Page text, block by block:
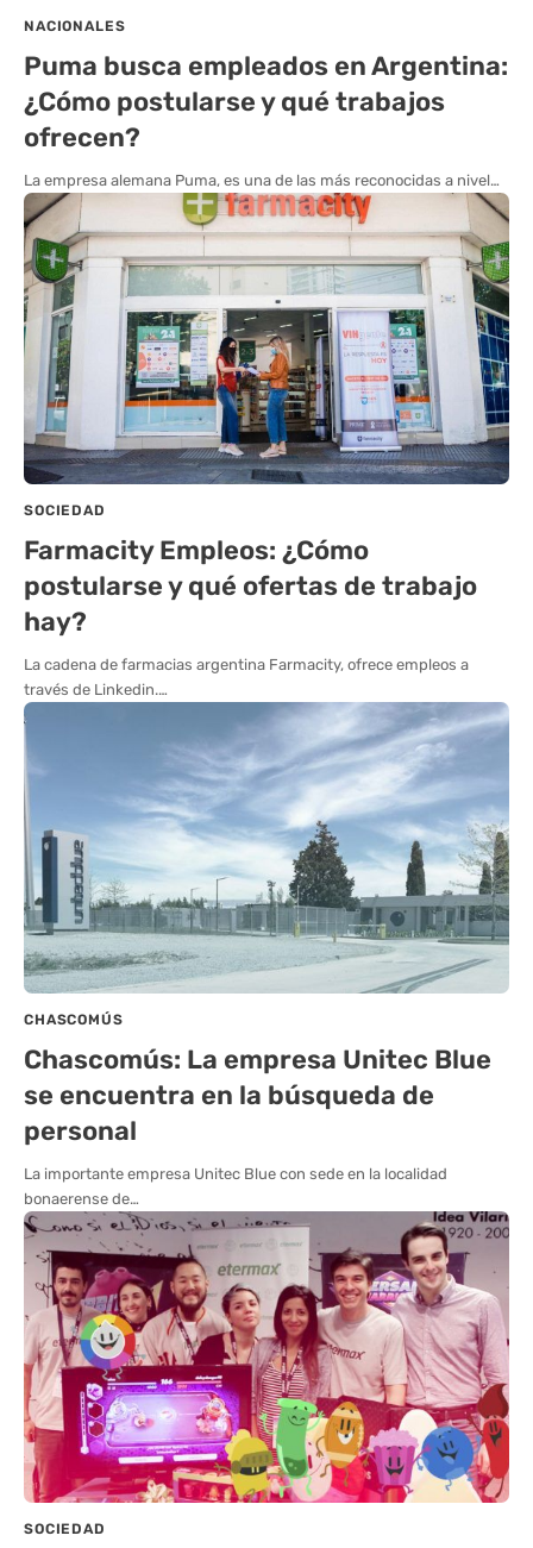
NACIONALES
Puma busca empleados en Argentina:
¿Cómo postularse y qué trabajos
ofrecen?
La empresa alemana Puma, es una de las más reconocidas a nivel…
SOCIEDAD
Farmacity Empleos: ¿Cómo
postularse y qué ofertas de trabajo
hay?
La cadena de farmacias argentina Farmacity, ofrece empleos a
través de Linkedin.…
CHASCOMÚS
Chascomús: La empresa Unitec Blue
se encuentra en la búsqueda de
personal
La importante empresa Unitec Blue con sede en la localidad
bonaerense de…
SOCIEDAD